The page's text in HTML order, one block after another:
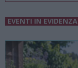
EVENTI IN EVIDENZA